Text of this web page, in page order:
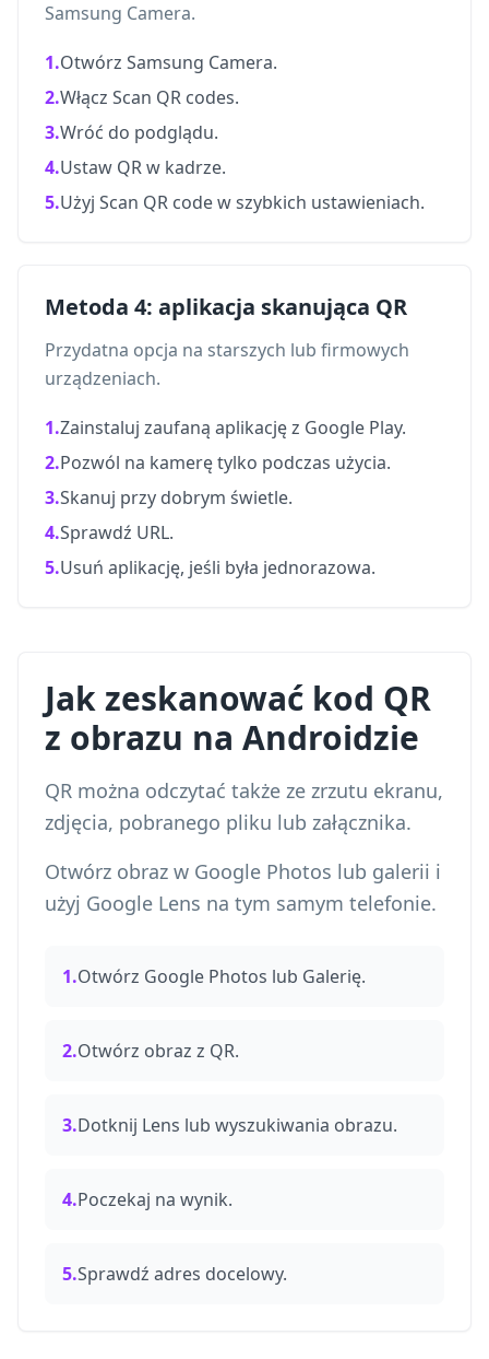
Samsung Camera.
1.Otwórz Samsung Camera.
2.Włącz Scan QR codes.
3.Wróć do podglądu.
4.Ustaw QR w kadrze.
5.Użyj Scan QR code w szybkich ustawieniach.
Metoda 4: aplikacja skanująca QR
Przydatna opcja na starszych lub firmowych
urządzeniach.
1.Zainstaluj zaufaną aplikację z Google Play.
2.Pozwól na kamerę tylko podczas użycia.
3.Skanuj przy dobrym świetle.
4.Sprawdź URL.
5.Usuń aplikację, jeśli była jednorazowa.
Jak zeskanować kod QR
z obrazu na Androidzie
QR można odczytać także ze zrzutu ekranu,
zdjęcia, pobranego pliku lub załącznika.
Otwórz obraz w Google Photos lub galerii i
użyj Google Lens na tym samym telefonie.
1.Otwórz Google Photos lub Galerię.
2.Otwórz obraz z QR.
3.Dotknij Lens lub wyszukiwania obrazu.
4.Poczekaj na wynik.
5.Sprawdź adres docelowy.